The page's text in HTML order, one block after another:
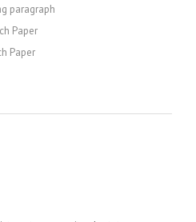
paragraph
Paper
Paper